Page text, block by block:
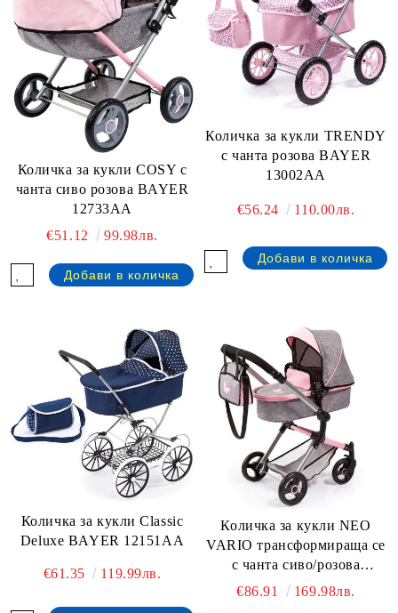
Количка за кукли COSY с
чанта сиво розова BAYER
12733AA
€51.12
99.98лв.
Количка за кукли TRENDY
с чанта розова BAYER
13002AA
€56.24 110.00лв.
Количка за кукли Classic
Deluxe BAYER 12151AA
€61.35 119.99лв.
Количка за кукли NEO
VARIO трансформираща се
с чанта сиво/розова
BAYER 18433AA
€86.91 169.98лв.